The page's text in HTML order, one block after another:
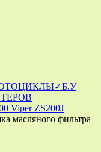
✓Б.У
Viper ZS200J
масляного фильтра